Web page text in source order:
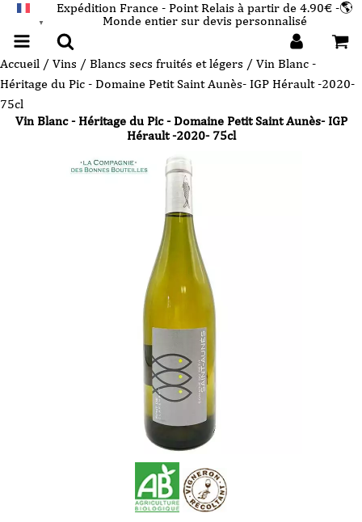
▼
Expédition France - Point Relais à partir de 4.90€ -🌎
Monde entier sur devis personnalisé
Accueil / Vins / Blancs secs fruités et légers / Vin Blanc -
Héritage du Pic - Domaine Petit Saint Aunès- IGP Hérault -2020-
75cl
Vin Blanc - Héritage du Pic - Domaine Petit Saint Aunès- IGP
Hérault -2020- 75cl